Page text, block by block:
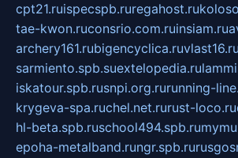
cpt21.ruispecspb.ruregahost.ru
tae-kwon.ruconsrio.com.ruinsiam.ru
archery161.rubigencyclica.ruvlast16.ru
sarmiento.spb.suextelopedia.ru
iskatour.spb.rusnpi.org.rurunning-
krygeva-spa.ruchel.net.rurust-loco.ru
hl-beta.spb.ruschool494.spb.ru
epoha-metalband.rungr.spb.ru